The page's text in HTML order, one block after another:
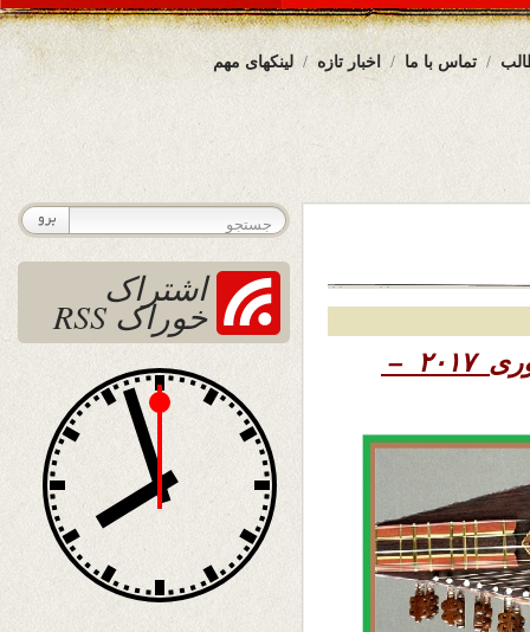
لینکهای مهم اخبار تازه تماس با ما
۱۳۹۵ – ۱۸ فبروری ۲۰۱۷ –
اشتراک
خوراک RSS